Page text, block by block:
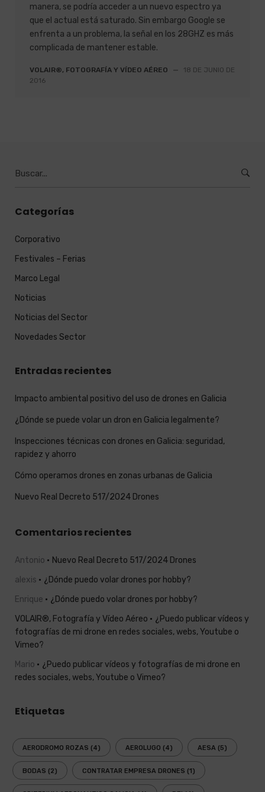
manera, se podría acceder a un nuevo espectro ya
que el actual está saturado. Sin embargo Google se
enfrenta a un problema, la señal en los 28GHZ es más
complicada de mantener estable.
VOLAIR®, FOTOGRAFÍA Y VÍDEO AÉREO —
18 DE JUNIO DE
2016
Categorías
Corporativo
Festivales – Ferias
Marco Legal
Noticias
Noticias del Sector
Novedades Sector
Entradas recientes
Impacto ambiental positivo del uso de drones en Galicia
¿Dónde se puede volar un dron en Galicia legalmente?
Inspecciones técnicas con drones en Galicia: seguridad,
rapidez y ahorro
Cómo operamos drones en zonas urbanas de Galicia
Nuevo Real Decreto 517/2024 Drones
Comentarios recientes
Antonio
Nuevo Real Decreto 517/2024 Drones
alexis
¿Dónde puedo volar drones por hobby?
Enrique
¿Dónde puedo volar drones por hobby?
VOLAIR®, Fotografía y Vídeo Aéreo
¿Puedo publicar vídeos y
fotografías de mi drone en redes sociales, webs, Youtube o
Vimeo?
Mario
¿Puedo publicar vídeos y fotografías de mi drone en
redes sociales, webs, Youtube o Vimeo?
Etiquetas
AERODROMO ROZAS (4) AEROLUGO (4) AESA (5)
BODAS (2) CONTRATAR EMPRESA DRONES (1)